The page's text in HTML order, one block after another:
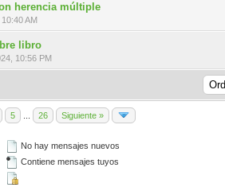
herencia múltiple
AM
- Media 0 de 5
1234 5
libro
10:56 PM
- Media 0 de 5
12
5 26 Siguiente »
No hay mensajes nuevos
Contiene mensajes tuyos